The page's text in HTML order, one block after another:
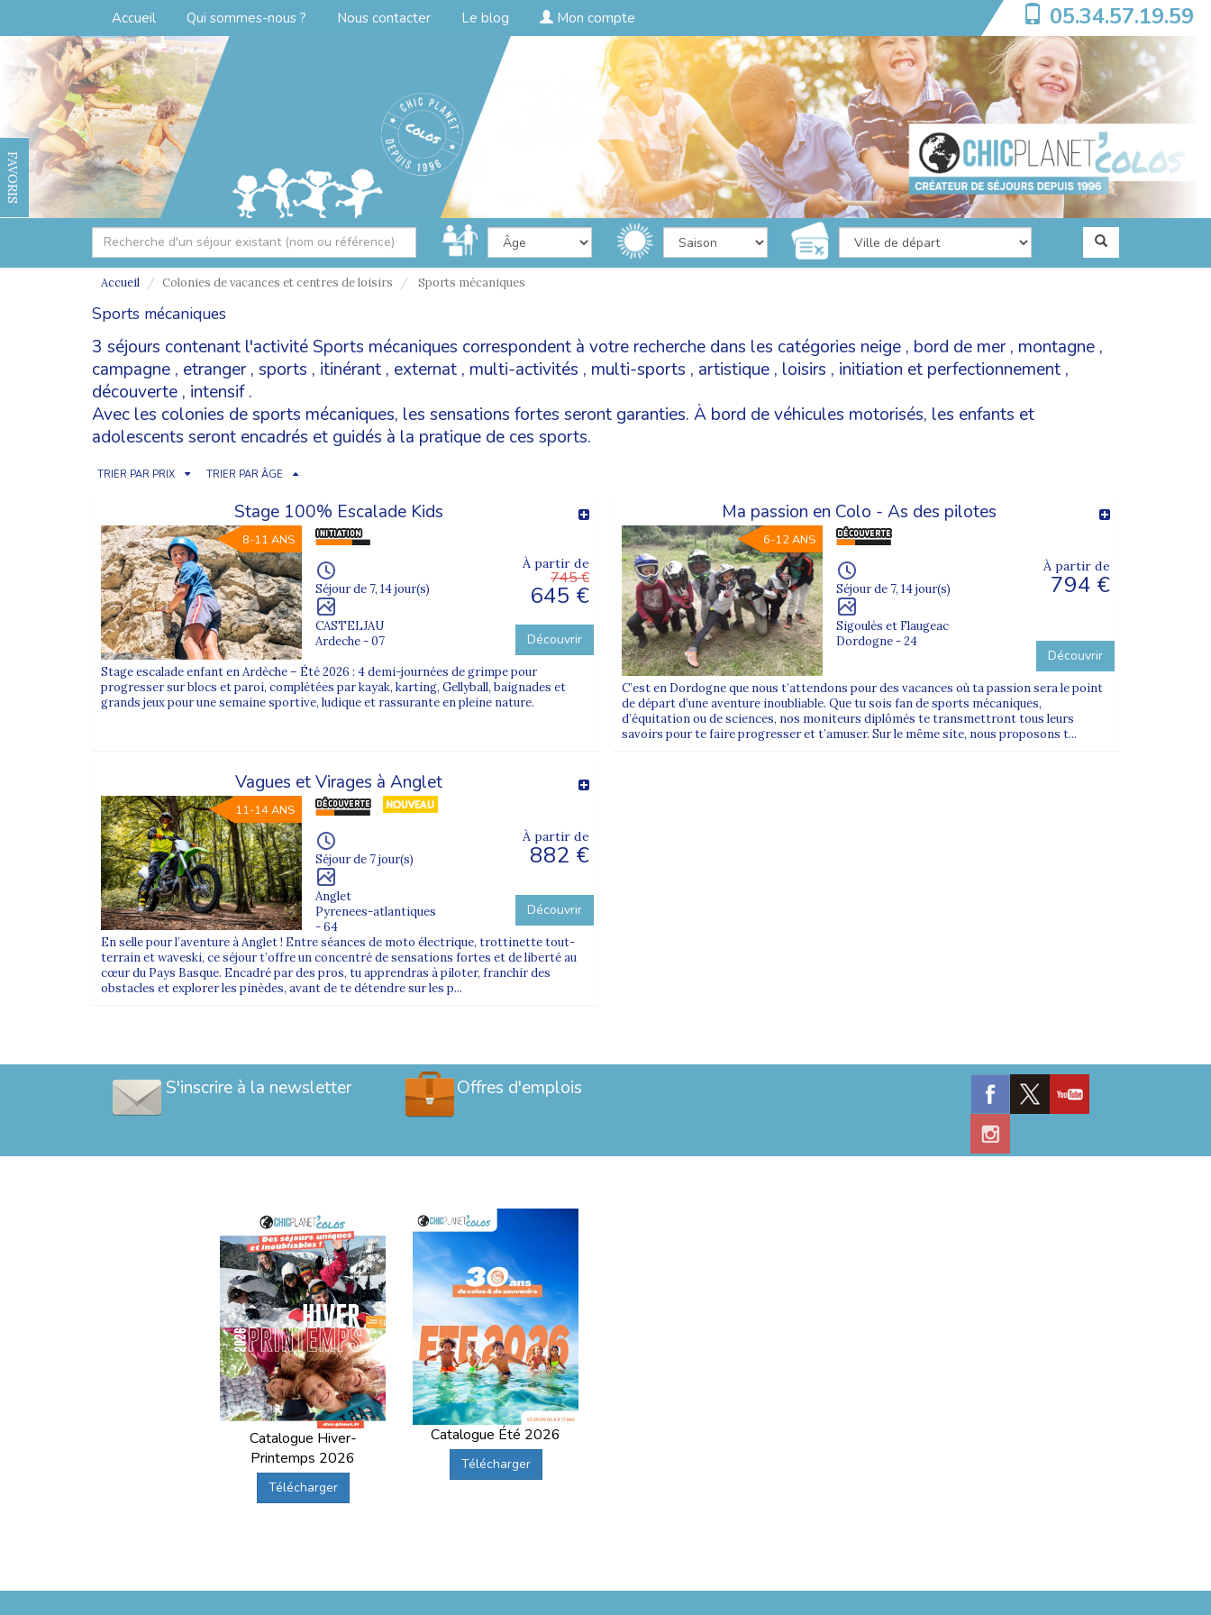
Accueil Qui sommes-nous ? Nous contacter Le blog Mon compte 05.34.57.19.59
FAVORIS
Accueil Colonies de vacances et centres de loisirs Sports mécaniques
Sports mécaniques
3 séjours contenant l'activité Sports mécaniques correspondent à votre recherche dans les catégories neige , bord de mer, montagne ,
campagne , etranger, sports , itinérant , externat , multi-activités , multi-sports , artistique , loisirs , initiation et perfectionnement ,
découverte , intensif.
Avec les colonies de sports mécaniques, les sensations fortes seront garanties. À bord de véhicules motorisés, les enfants et
adolescents seront encadrés et guidés à la pratique de ces sports.
TRIER PAR PRIX TRIER PAR ÂGE
Stage 100% Escalade Kids
8-11 ANS
Séjour de 7, 14 jour(s)
CASTELJAU
Ardeche - 07
À partir de
745 €
645 €
Découvrir
Stage escalade enfant en Ardèche – Été 2026 : 4 demi-journées de grimpe pour
progresser sur blocs et paroi, complétées par kayak, karting, Gellyball, baignades et
grands jeux pour une semaine sportive, ludique et rassurante en pleine nature.
Ma passion en Colo - As des pilotes
6-12 ANS
Séjour de 7, 14 jour(s)
Sigoulès et Flaugeac
Dordogne - 24
À partir de
794 €
Découvrir
C’est en Dordogne que nous t’attendons pour des vacances où ta passion sera le point
de départ d’une aventure inoubliable. Que tu sois fan de sports mécaniques,
d’équitation ou de sciences, nos moniteurs diplômés te transmettront tous leurs
savoirs pour te faire progresser et t’amuser. Sur le même site, nous proposons t...
Vagues et Virages à Anglet
11-14 ANS
Séjour de 7 jour(s)
Anglet
Pyrenees-atlantiques
- 64
À partir de
882 €
Découvrir
En selle pour l’aventure à Anglet ! Entre séances de moto électrique, trottinette tout-
terrain et waveski, ce séjour t’offre un concentré de sensations fortes et de liberté au
cœur du Pays Basque. Encadré par des pros, tu apprendras à piloter, franchir des
obstacles et explorer les pinèdes, avant de te détendre sur les p...
S'inscrire à la newsletter Offres d'emplois
Catalogue Hiver-
Printemps 2026
Télécharger
Catalogue Été 2026
Télécharger